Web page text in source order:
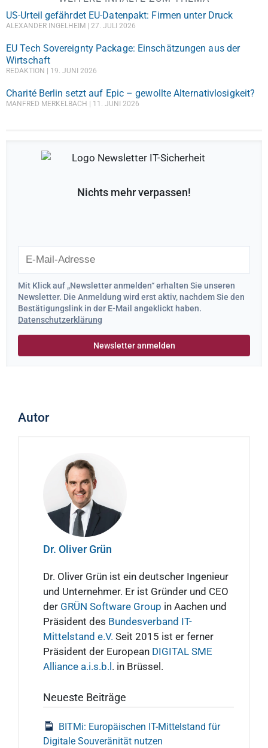
US-Urteil gefährdet EU-Datenpakt: Firmen unter Druck
ALEXANDER INGELHEIM 27. JULI 2026
EU Tech Sovereignty Package: Einschätzungen aus der
Wirtschaft
REDAKTION 19. JUNI 2026
Charité Berlin setzt auf Epic – gewollte Alternativlosigkeit?
MANFRED MERKELBACH 11. JUNI 2026
Nichts mehr verpassen!
Mit Klick auf „Newsletter anmelden“ erhalten Sie unseren
Newsletter. Die Anmeldung wird erst aktiv, nachdem Sie den
Bestätigungslink in der E-Mail angeklickt haben.
Datenschutzerklärung
Autor
Dr. Oliver Grün
Dr. Oliver Grün ist ein deutscher Ingenieur
und Unternehmer. Er ist Gründer und CEO
der GRÜN Software Group in Aachen und
Präsident des Bundesverband IT-
Mittelstand e.V. Seit 2015 ist er ferner
Präsident der European DIGITAL SME
Alliance a.i.s.b.l. in Brüssel.
Neueste Beiträge
BITMi: Europäischen IT-Mittelstand für
Digitale Souveränität nutzen